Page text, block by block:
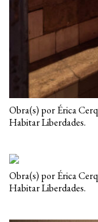
Obra(s) por Érica
Habitar Liberdades.
Obra(s) por Érica
Habitar Liberdades.